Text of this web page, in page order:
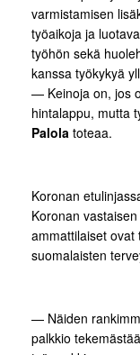
varmistamisen
työaikoja ja
työhön sekä
kanssa työkykyä
— Keinoja on, jos
hintalappu, mutta
Palola toteaa.
Koronan
Koronan
ammattilaiset ovat
suomalaisten
— Näiden
palkkio